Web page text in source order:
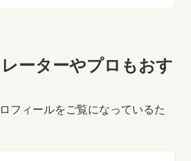
ーターやプロもおす
フィールをご覧になっているた